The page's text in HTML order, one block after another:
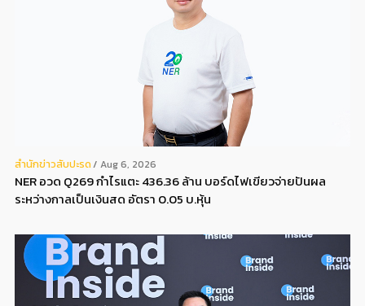
สํานักข่าวสับปะรด Aug 6, 2026
NER อวด Q269 กำไรแตะ 436.36 ล้าน บอร์ดไฟเขียวจ่ายปันผล
ระหว่างกาลเป็นเงินสด อัตรา 0.05 บ.หุ้น